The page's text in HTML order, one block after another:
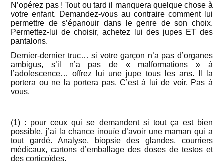
N’opérez pas ! Tout ou tard il manquera quelque chose à
votre enfant. Demandez-vous au contraire comment lui
permettre de s’épanouir dans le genre de son choix.
Permettez-lui de choisir, achetez lui des jupes ET des
pantalons.
Dernier-dernier truc… si votre garçon n’a pas d’organes
ambigus, s’il n’a pas de « malformations » à
l’adolescence… offrez lui une jupe tous les ans. Il la
portera ou ne la portera pas. C’est à lui de voir. Pas à
vous.
(1) : pour ceux qui se demandent si tout ça est bien
possible, j’ai la chance inouïe d’avoir une maman qui a
tout gardé. Analyse, biopsie des glandes, courriers
médicaux, cartons d’emballage des doses de testos et
des corticoïdes.